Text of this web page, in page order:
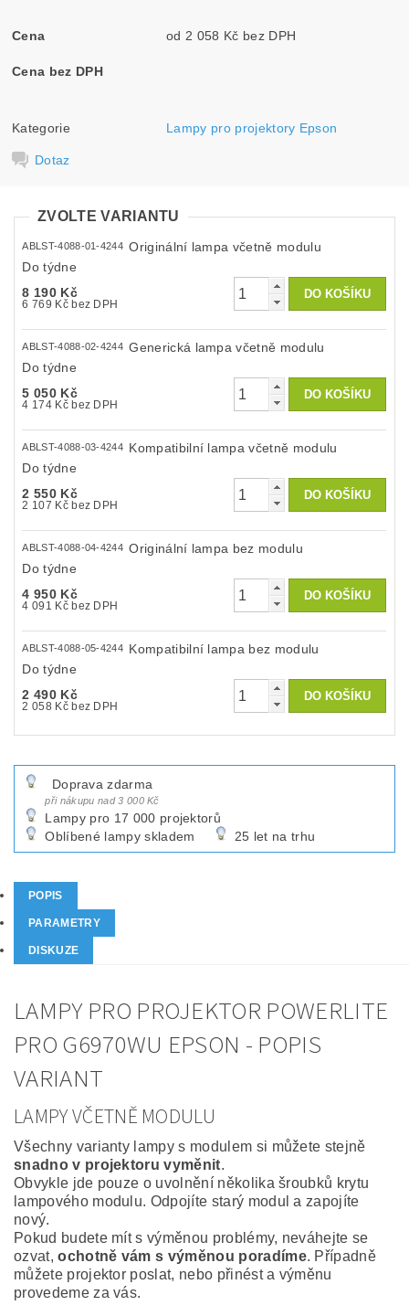
Cena od 2 058 Kč bez DPH
Cena bez DPH
Kategorie Lampy pro projektory Epson
Dotaz
ZVOLTE VARIANTU
ABLST-4088-01-4244 Originální lampa včetně modulu
Do týdne
8 190 Kč
6 769 Kč bez DPH
ABLST-4088-02-4244 Generická lampa včetně modulu
Do týdne
5 050 Kč
4 174 Kč bez DPH
ABLST-4088-03-4244 Kompatibilní lampa včetně modulu
Do týdne
2 550 Kč
2 107 Kč bez DPH
ABLST-4088-04-4244 Originální lampa bez modulu
Do týdne
4 950 Kč
4 091 Kč bez DPH
ABLST-4088-05-4244 Kompatibilní lampa bez modulu
Do týdne
2 490 Kč
2 058 Kč bez DPH
Doprava zdarma
při nákupu nad 3 000 Kč
Lampy pro 17 000 projektorů
Oblíbené lampy skladem
25 let na trhu
POPIS
PARAMETRY
DISKUZE
LAMPY PRO PROJEKTOR POWERLITE
PRO G6970WU EPSON - POPIS
VARIANT
LAMPY VČETNĚ MODULU
Všechny varianty lampy s modulem si můžete stejně
snadno v projektoru vyměnit.
Obvykle jde pouze o uvolnění několika šroubků krytu
lampového modulu. Odpojíte starý modul a zapojíte
nový.
Pokud budete mít s výměnou problémy, neváhejte se
ozvat,ochotně vám s výměnou poradíme. Případně
můžete projektor poslat, nebo přinést a výměnu
provedeme za vás.